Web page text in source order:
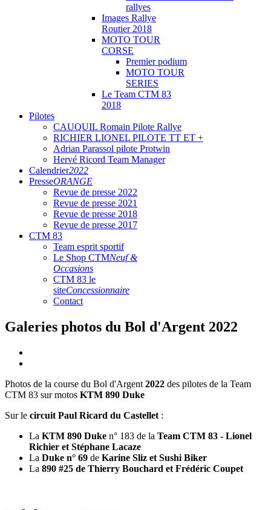
rallyes
Images Rallye
Routier 2018
MOTO TOUR
CORSE
Premier podium
MOTO TOUR
SERIES
Le Team CTM 83
2018
Pilotes
CAUQUIL Romain Pilote Rallye
RICHIER LIONEL PILOTE TT ET +
Adrian Parassol pilote Protwin
Hervé Ricord Team Manager
Calendrier2022
PresseORANGE
Revue de presse 2022
Revue de presse 2021
Revue de presse 2018
Revue de presse 2017
CTM 83
Team esprit sportif
Le Shop CTMNeuf &
Occasions
CTM 83 le
siteConcessionnaire
Contact
Galeries photos du Bol d'Argent 2022
Photos de la course du Bol d'Argent 2022 des pilotes de la Team
CTM 83 sur motos KTM 890 Duke
Sur le circuit Paul Ricard du Castellet :
La KTM 890 Duke n° 183 de la Team CTM 83 - Lionel
Richier et Stéphane Lacaze
La Duke n° 69 de Karine Sliz et Sushi Biker
La 890 #25 de Thierry Bouchard et Frédéric Coupet